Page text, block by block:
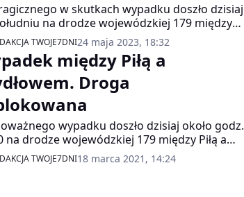
w skutkach wypadku doszło dzisiaj
na drodze wojewódzkiej 179 między
Gostomią.
TWOJE7DNI24 maja 2023, 18:32
między Piłą a
Droga
wypadku doszło dzisiaj około godz.
na drodze wojewódzkiej 179 między Piłą a
Na wysokości stacji paliw zderzyły się
Jedna osoba odniosła obrażenia ciała
TWOJE7DNI18 marca 2021, 14:24